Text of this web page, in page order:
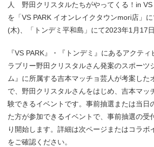
人 野田クリスタルたちがやってくる！in VS
を「VS PARK イオンレイクタウンmori店」
(木)、「トンデミ平和島」にて2023年1月17
『VS PARK』・『トンデミ』にあるアクテ
ラブリー野田クリスタルさん発案のスポーツ
ム』に所属する吉本マッチョ芸人が考案した
で、野田クリスタルさんをはじめ、吉本マッ
験できるイベントです。事前抽選または当日
た方が参加できるイベントで、事前抽選の受
り開始します。詳細は次ページまたはコラボ
をご確認ください。